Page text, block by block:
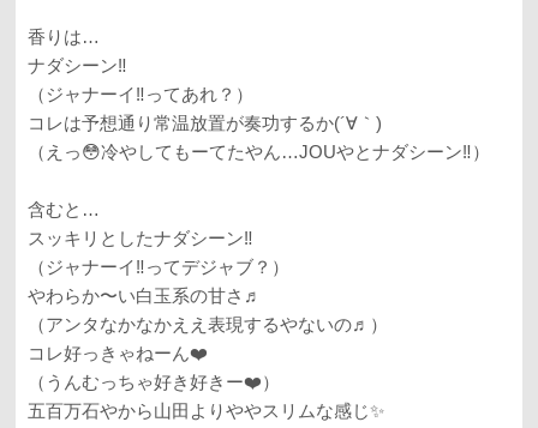
香りは…
ナダシーン‼️
（ジャナーイ‼️ってあれ？）
コレは予想通り常温放置が奏功するか(´∀｀)
（えっ😳冷やしてもーてたやん…JOUやとナダシーン‼️）
含むと…
スッキリとしたナダシーン‼️
（ジャナーイ‼️ってデジャブ？）
やわらか〜い白玉系の甘さ♬
（アンタなかなかええ表現するやないの♬）
コレ好っきゃねーん❤️
（うんむっちゃ好き好きー❤️）
五百万石やから山田よりややスリムな感じ✨